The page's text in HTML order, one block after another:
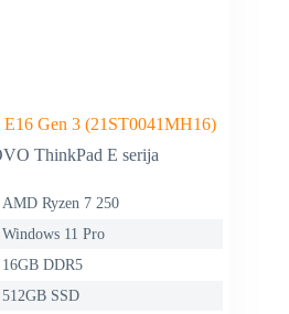
Gen 3 (21ST0041MH16)
ThinkPad E serija
AMD Ryzen 7 250
Windows 11 Pro
16GB DDR5
512GB SSD